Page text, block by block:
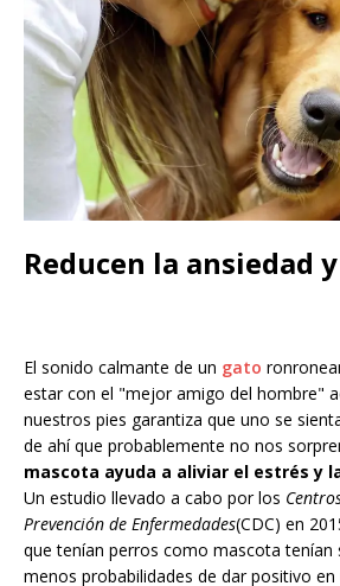
Reducen la ansiedad
El sonido calmante de un gato
estar con el "mejor amigo del hombre"
nuestros pies garantiza que uno se
de ahí que probablemente no nos
mascota ayuda a aliviar el estrés y
Un estudio llevado a cabo por los
Prevención de Enfermedades(CDC) en
que tenían perros como mascota tenían
menos probabilidades de dar positivo en